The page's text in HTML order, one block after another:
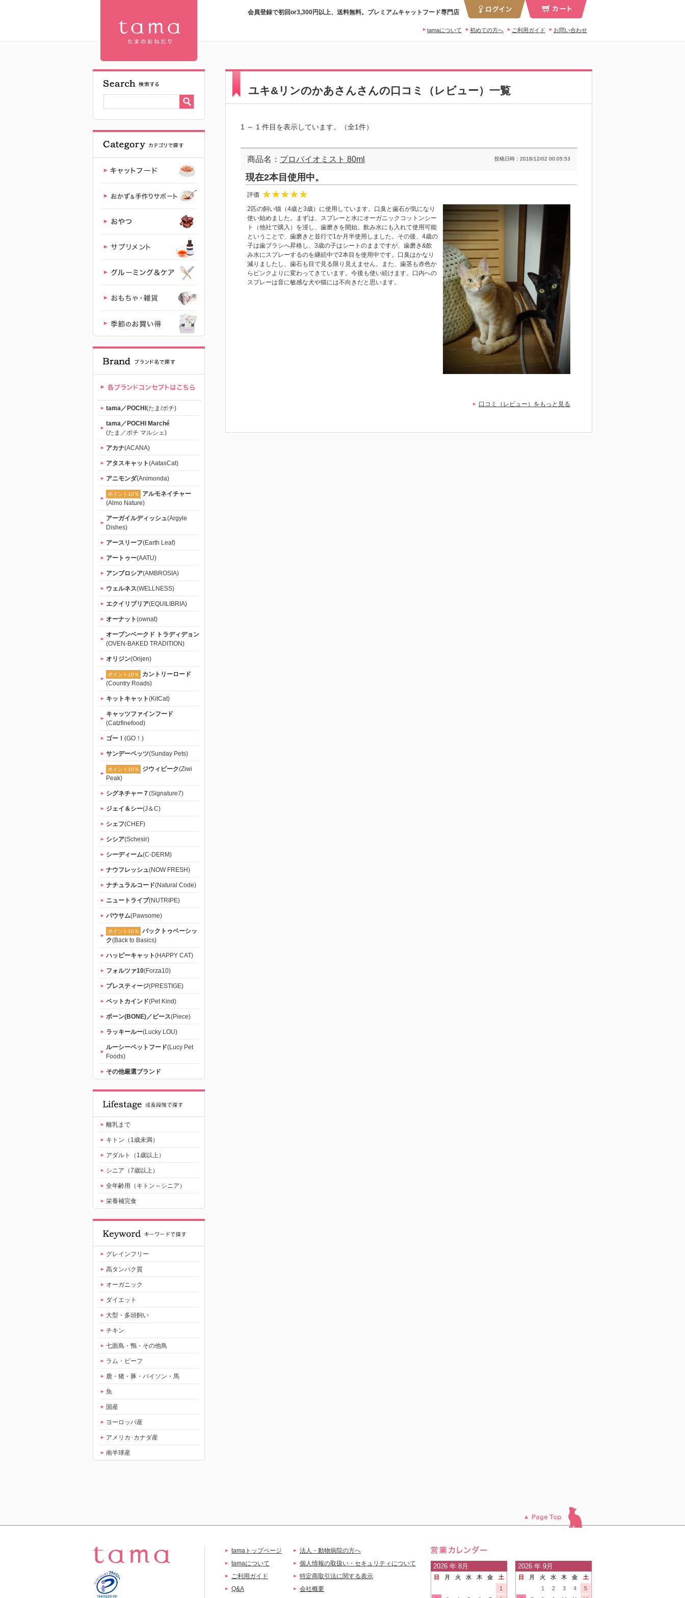
【公式】プ
レミアムキ
ャットフー
ド専門店
「たまのお
ねだり
（tama）」
｜初回送料
無料
会員登録で初回or3,300円以上、送料無料。プレミアムキャットフード専門店
お問い合わせ
ご利用ガイド
初めての方へ
tamaについて
tama／POCHI (たま/ポチ)
tama／POCHI Marché
(たま／ポチ マルシェ)
アカナ(ACANA)
アタスキャット(AatasCat)
アニモンダ(Animonda)
ポイント10％
アルモネイチャー
(Almo Nature)
アーガイルディッシュ(Argyle
Dishes)
アースリーフ(Earth Leaf)
アートゥー(AATU)
アンブロシア(AMBROSIA)
ウェルネス(WELLNESS)
エクイリブリア(EQUILIBRIA)
オーナット(ownat)
オーブンベークド トラディデョン
(OVEN-BAKED TRADITION)
オリジン(Orijen)
ポイント10％
カントリーロード
(Country Roads)
キットキャット(KitCat)
キャッツファインフード
(Catzfinefood)
ゴー！ (GO！)
サンデーペッツ(Sunday Pets)
ポイント10％ ジウィピーク(Ziwi
Peak)
シグネチャー７(Signature7)
ジェイ＆シー(J＆C)
シェフ(CHEF)
シシア(Schesir)
シーディーム(C-DERM)
ナウフレッシュ(NOW FRESH)
ナチュラルコード(Natural Code)
ニュートライプ(NUTRIPE)
パウサム(Pawsome)
ポイント10％
バックトゥベーシッ
ク(Back to Basics)
ハッピーキャット(HAPPY CAT)
フォルツァ10(Forza10)
プレスティージ(PRESTIGE)
ペットカインド(Pet Kind)
ボーン(BONE)／ピース(Piece)
ラッキールー(Lucky LOU)
ルーシーペットフード(Lucy Pet
Foods)
その他厳選ブランド
離乳まで
キトン（1歳未満）
アダルト（1歳以上）
シニア（7歳以上）
全年齢用（キトン～シニア）
栄養補完食
グレインフリー
高タンパク質
オーガニック
ダイエット
大型・多頭飼い
チキン
七面鳥・鴨・その他鳥
ラム・ビーフ
鹿・猪・豚・バイソン・馬
魚
国産
ヨーロッパ産
アメリカ･カナダ産
南半球産
ユキ&リンのかあさんさんの口コミ（レビュー）一覧
1 ～ 1 件目を表示しています。（全1件）
商品名： プロバイオミスト 80ml 投稿日時：2018/12/02 00:05:53
現在2本目使用中。
評価
2匹の飼い猫（4歳と3歳）に使用しています。口臭と歯石が気になり
使い始めました。まずは、スプレーと水にオーガニックコットンシー
ト（他社で購入）を浸し、歯磨きを開始。飲み水にも入れて使用可能
ということで、歯磨きと並行で1か月半使用しました。その後、4歳の
子は歯ブラシへ昇格し、3歳の子はシートのままですが、歯磨き&飲
み水にスプレーするのを継続中で2本目を使用中です。口臭はかなり
減りましたし、歯石も目で見る限り見えません。また、歯茎も赤色か
らピンクよりに変わってきています。今後も使い続けます。口内への
スプレーは音に敏感な犬や猫には不向きだと思います。
口コミ（レビュー）をもっと見る
tamaトップページ
tamaについて
ご利用ガイド
Q&A
法人・動物病院の方へ
個人情報の取扱い・セキュリティについて
特定商取引法に関する表示
会社概要
営業日の
ご案内
2026 年 8月
日 月 火 水 木 金
土
1
2026 年 9月
日 月 火 水 木 金
土
1
2 3 4
5